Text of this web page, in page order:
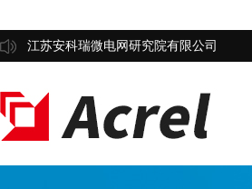
江苏安科瑞微电网研究院有限公司